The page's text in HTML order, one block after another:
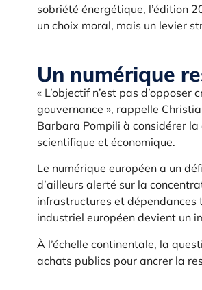
sobriété énergétique, l’édition
un choix moral, mais un levier
Un numérique
« L’objectif n’est pas
gouvernance », rappelle
Barbara Pompili à considérer
scientifique et économique.
Le numérique européen a un
d’ailleurs alerté sur la
infrastructures et dépendances
industriel européen devient un
À l’échelle continentale, la
achats publics pour ancrer la